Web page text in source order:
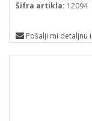
Šifra artikla: 12094
Pošalji mi detaljnu